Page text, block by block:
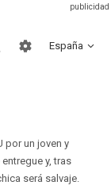
España
por un joven y
y, tras
será salvaje.